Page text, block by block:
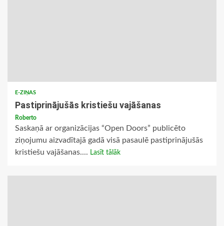
E-ZIŅAS
Pastiprinājušās kristiešu vajāšanas
Roberto
Saskaņā ar organizācijas “Open Doors” publicēto
ziņojumu aizvadītajā gadā visā pasaulē pastiprinājušās
kristiešu vajāšanas.... Lasīt tālāk